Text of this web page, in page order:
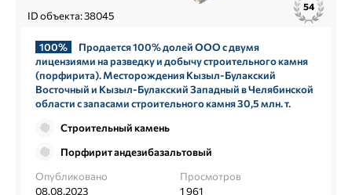
ID объекта: 38045
54
100%
Продается 100% долей ООО с двумя
лицензиями на разведку и добычу строительного камня
(порфирита). Месторождения Кызыл-Булакский
Восточный и Кызыл-Булакский Западный в Челябинской
области с запасами строительного камня 30,5 млн. т.
Строительный камень
Порфирит андезибазальтовый
Опубликовано
08.08.2023
Просмотров
1 961